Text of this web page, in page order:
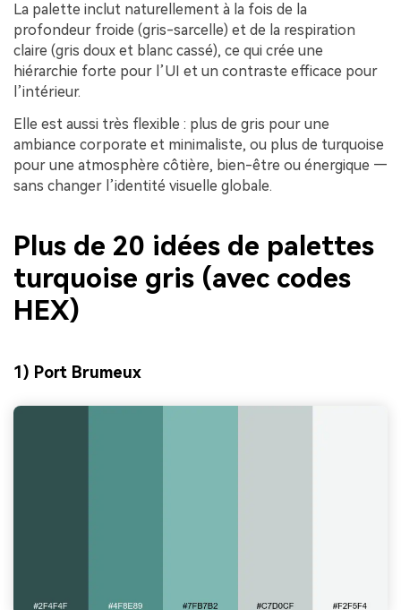
La palette inclut naturellement à la fois de la
profondeur froide (gris-sarcelle) et de la respiration
claire (gris doux et blanc cassé), ce qui crée une
hiérarchie forte pour l’UI et un contraste efficace pour
l’intérieur.
Elle est aussi très flexible : plus de gris pour une
ambiance corporate et minimaliste, ou plus de turquoise
pour une atmosphère côtière, bien-être ou énergique —
sans changer l’identité visuelle globale.
Plus de 20 idées de palettes
turquoise gris (avec codes
HEX)
1) Port Brumeux